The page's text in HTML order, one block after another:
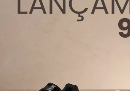
praticidade